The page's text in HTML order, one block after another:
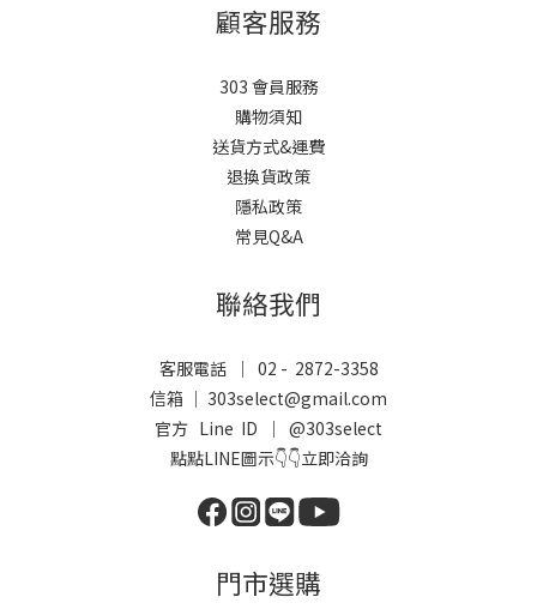
顧客服務
303 會員服務
購物須知
送貨方式&運費
退換貨政策
隱私政策
常見Q&A
聯絡我們
客服電話 ｜ 02 - 2872-3358
信箱 ｜ 303select@gmail.com
官方 Line ID ｜ @303select
點點LINE圖示👇👇立即洽詢
門市選購